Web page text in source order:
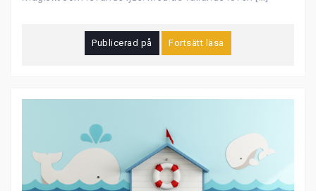
Publicerad på Fortsätt läsa